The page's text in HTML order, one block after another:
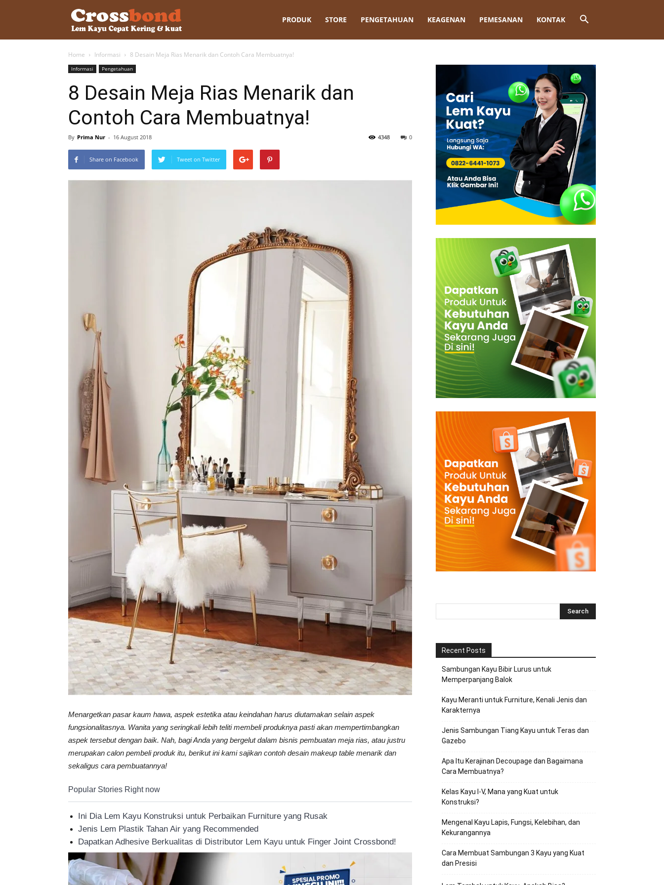
–
Lem
Cepat
Kering,
Kuat
&
Tahan
Lama
PRODUK STORE PENGETAHUAN KEAGENAN PEMESANAN KONTAK
Home Informasi 8 Desain Meja Rias Menarik dan Contoh Cara Membuatnya!
Informasi Pengetahuan
8 Desain Meja Rias Menarik dan
Contoh Cara Membuatnya!
By Prima Nur - 16 August 2018 0
4348
Share on Facebook Tweet on Twitter
Menargetkan pasar kaum hawa, aspek estetika atau keindahan harus diutamakan selain aspek
fungsionalitasnya. Wanita yang seringkali lebih teliti membeli produknya pasti akan mempertimbangkan
aspek tersebut dengan baik. Nah, bagi Anda yang bergelut dalam bisnis pembuatan meja rias, atau justru
merupakan calon pembeli produk itu, berikut ini kami sajikan contoh desain makeup table menarik dan
sekaligus cara pembuatannya!
Popular Stories Right now
Ini Dia Lem Kayu Konstruksi untuk Perbaikan Furniture yang Rusak
Jenis Lem Plastik Tahan Air yang Recommended
Dapatkan Adhesive Berkualitas di Distributor Lem Kayu untuk Finger Joint Crossbond!
Recent Posts
Sambungan Kayu Bibir Lurus untuk
Memperpanjang Balok
Kayu Meranti untuk Furniture, Kenali Jenis dan
Karakternya
Jenis Sambungan Tiang Kayu untuk Teras dan
Gazebo
Apa Itu Kerajinan Decoupage dan Bagaimana
Cara Membuatnya?
Kelas Kayu I-V, Mana yang Kuat untuk
Konstruksi?
Mengenal Kayu Lapis, Fungsi, Kelebihan, dan
Kekurangannya
Cara Membuat Sambungan 3 Kayu yang Kuat
dan Presisi